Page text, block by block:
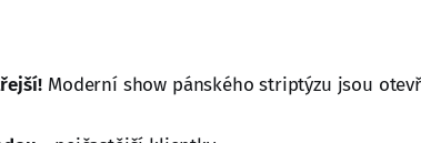
Moderní show pánského striptýzu jsou